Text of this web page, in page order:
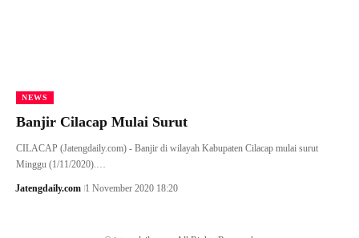
NEWS
Banjir Cilacap Mulai Surut
CILACAP (Jatengdaily.com) - Banjir di wilayah Kabupaten Cilacap mulai surut
Minggu (1/11/2020).…
Jatengdaily.com 1 November 2020 18:20